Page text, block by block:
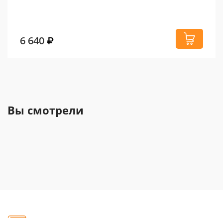
6 640
Вы смотрели